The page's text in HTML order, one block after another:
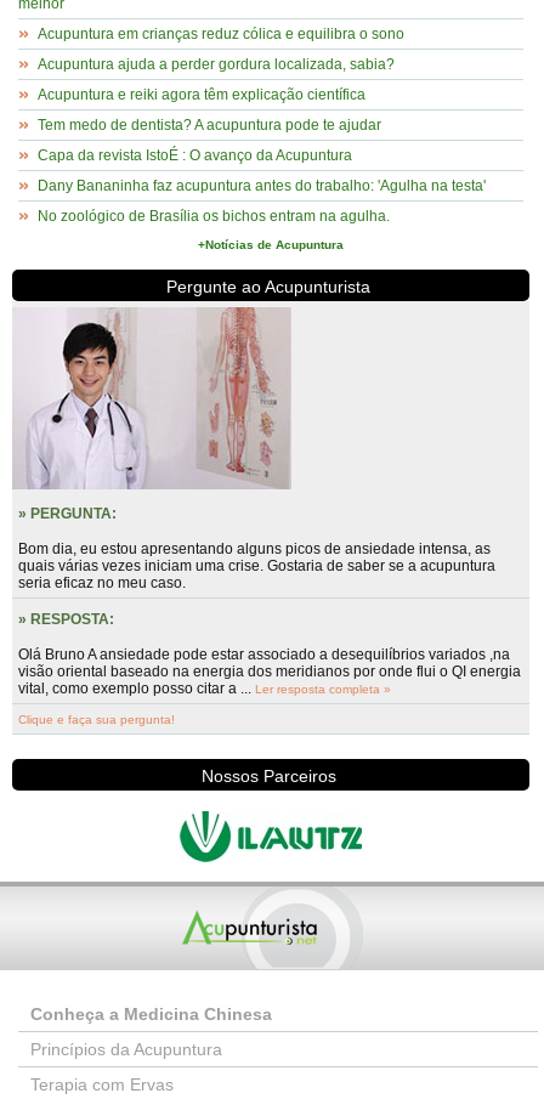
melhor
Acupuntura em crianças reduz cólica e equilibra o sono
Acupuntura ajuda a perder gordura localizada, sabia?
Acupuntura e reiki agora têm explicação científica
Tem medo de dentista? A acupuntura pode te ajudar
Capa da revista IstoÉ : O avanço da Acupuntura
Dany Bananinha faz acupuntura antes do trabalho: 'Agulha na testa'
No zoológico de Brasília os bichos entram na agulha.
+Notícias de Acupuntura
Pergunte ao Acupunturista
» PERGUNTA:
Bom dia, eu estou apresentando alguns picos de ansiedade intensa, as
quais várias vezes iniciam uma crise. Gostaria de saber se a acupuntura
seria eficaz no meu caso.
» RESPOSTA:
Olá Bruno A ansiedade pode estar associado a desequilíbrios variados ,na
visão oriental baseado na energia dos meridianos por onde flui o QI energia
vital, como exemplo posso citar a ... Ler resposta completa »
Clique e faça sua pergunta!
Nossos Parceiros
Conheça a Medicina Chinesa
Princípios da Acupuntura
Terapia com Ervas